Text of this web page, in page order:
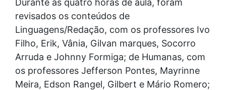
Durante as quatro horas de aula, foram
revisados os conteúdos de
Linguagens/Redação, com os professores Ivo
Filho, Erik, Vânia, Gilvan marques, Socorro
Arruda e Johnny Formiga; de Humanas, com
os professores Jefferson Pontes, Mayrinne
Meira, Edson Rangel, Gilbert e Mário Romero;